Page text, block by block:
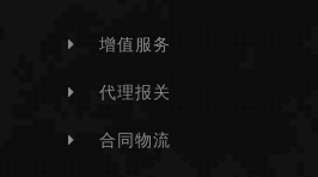
增值服务
代理报关
合同物流